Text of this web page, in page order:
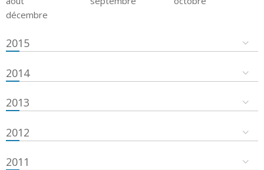
décembre
2015
2014
2013
2012
2011